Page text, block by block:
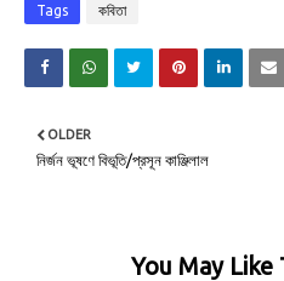
Tags কবিতা
OLDER
নির্জন ভূষণে বিভূতি/প্রসূন কাঞ্জিলাল
You May Like